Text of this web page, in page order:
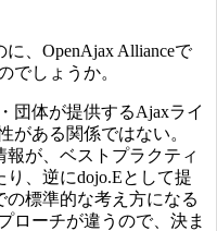
、OpenAjax Allianceで
でしょうか。
団体が提供するAjaxライ
がある関係ではない。
報が、ベストプラクティ
り、逆にdojo.Eとして提
の標準的な考え方になる
ローチが違うので、決ま